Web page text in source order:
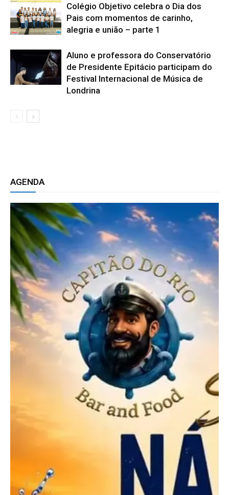
Colégio Objetivo celebra o Dia dos
Pais com momentos de carinho,
alegria e união – parte 1
Aluno e professora do Conservatório
de Presidente Epitácio participam do
Festival Internacional de Música de
Londrina
AGENDA